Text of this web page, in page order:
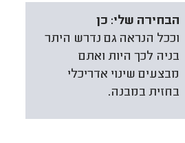
הבחירה שלי: כן
וככל הנראה גם נדרש היתר
בניה לכך היות ואתם
מבצעים שינוי אדריכלי
בחזית במבנה.